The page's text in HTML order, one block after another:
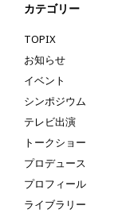
カテゴリー
TOPIX
お知らせ
イベント
シンポジウム
テレビ出演
トークショー
プロデュース
プロフィール
ライブラリー